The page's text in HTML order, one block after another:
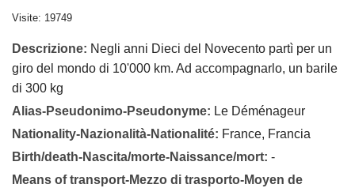
Visite: 19749
Descrizione: Negli anni Dieci del Novecento partì per un
giro del mondo di 10'000 km. Ad accompagnarlo, un barile
di 300 kg
Alias-Pseudonimo-Pseudonyme: Le Déménageur
Nationality-Nazionalità-Nationalité: France, Francia
Birth/death-Nascita/morte-Naissance/mort: -
Means of transport-Mezzo di trasporto-Moyen de